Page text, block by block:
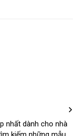
nhất dành cho nhà